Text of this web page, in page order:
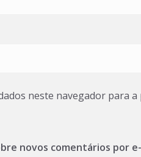
neste navegador para
novos comentários por